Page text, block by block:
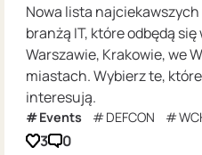
Nowa lista
branżą IT, które odbędą
Warszawie, Krakowie, we
miastach. Wybierz te,
interesują.
Events DEFCON
3 0